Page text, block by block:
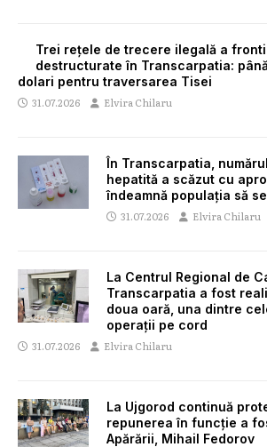
Trei rețele de trecere ilegală a
destructurate în Transcarpatia:
dolari pentru traversarea Tisei
31.07.2026 Elvira Chilaru
În Transcarpatia,
hepatită a scăzut cu
îndeamnă populația să
31.07.2026 Elvira Chilaru
La Centrul Regional de
Transcarpatia a fost
doua oară, una dintre
operații pe cord
31.07.2026 Elvira Chilaru
La Ujgorod continuă
repunerea în funcție a
Apărării, Mihail Fedorov